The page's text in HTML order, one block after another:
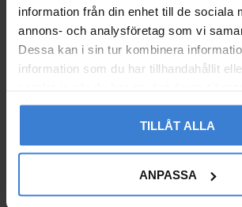
information från din enhet till de sociala
annons- och analysföretag som vi
Dessa kan i sin tur kombinera
information som du har tillhandahållit
TILLÅT ALLA
ANPASSA
PVC Markrör SN8 315X3
2350247
PVC